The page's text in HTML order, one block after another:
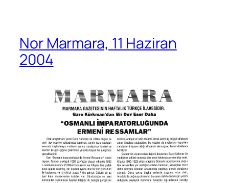
Nor Marmara, 11 Haziran
2004